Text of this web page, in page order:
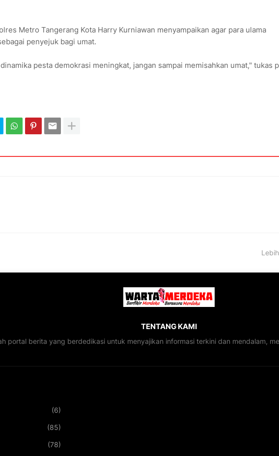
Metro Tangerang Kota Harry Kurniawan menyampaikan agar para ulama
penyejuk bagi umat.
pesta demokrasi meningkat, jangan sampai memisahkan umat," tukas
TENTANG KAMI
portal berita yang berdedikasi untuk menyajikan informasi terkini dan mendalam,
(6)
(85)
(78)